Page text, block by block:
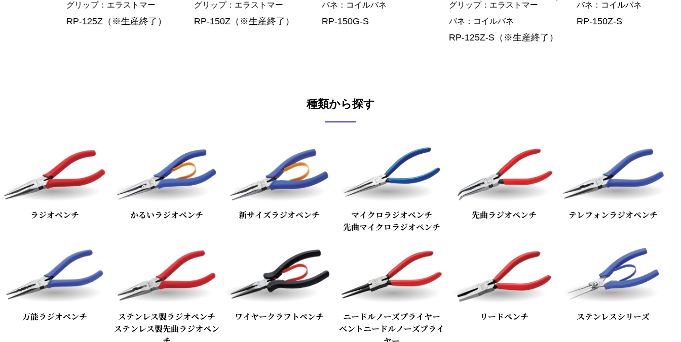
エラストマー
RP-125Z（※生産終了）
グリップ エラストマー
RP-150Z（※生産終了）
バネ
コイルバネ
RP-150G-S
エラストマー
コイルバネ
RP-125Z-S（※生産終了）
バネ
コイルバネ
RP-150Z-S
種類から探す
ラジオペンチ かるいラジオペンチ 新サイズラジオペンチ
マイクロラジオペンチ
先曲マイクロラジオペンチ
先曲ラジオペンチ テレフォンラジオペンチ
万能ラジオペンチ
ステンレス製ラジオペンチ
ステンレス製先曲ラジオペン
ワイヤークラフトペンチ
ニードルノーズプライヤー
ベントニードルノーズプライ
リードペンチ ステンレスシリーズ